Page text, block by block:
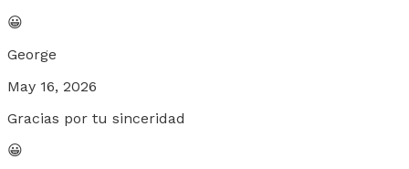
😀
George
May 16, 2026
Gracias por tu sinceridad
😀